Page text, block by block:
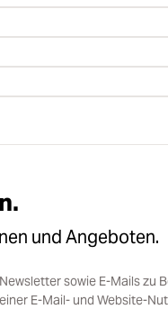
und Angeboten.
sowie E-Mails
E-Mail- und Website-